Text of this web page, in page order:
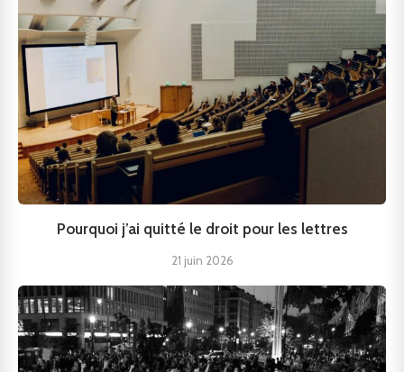
Pourquoi j’ai quitté le droit pour les lettres
21 juin 2026